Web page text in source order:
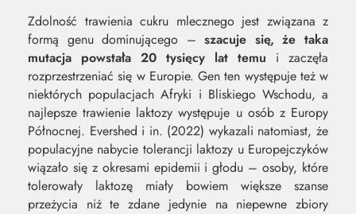
Zdolność trawienia cukru mlecznego jest związana z
formą genu dominującego –szacuje się, że taka
mutacja powstała 20 tysięcy lat temu i zaczęła
rozprzestrzeniać się w Europie. Gen ten występuje też w
niektórych populacjach Afryki i Bliskiego Wschodu, a
najlepsze trawienie laktozy występuje u osób z Europy
Północnej. Evershed i in. (2022) wykazali natomiast, że
populacyjne nabycie tolerancji laktozy u Europejczyków
wiązało się z okresami epidemii i głodu – osoby, które
tolerowały laktozę miały bowiem większe szanse
przeżycia niż te zdane jedynie na niepewne zbiory